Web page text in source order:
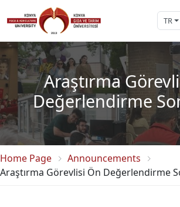
TR
Araştırma
Değerlendirme
Home Page
Announcements
Araştırma Görevlisi Ön Değerlendirme